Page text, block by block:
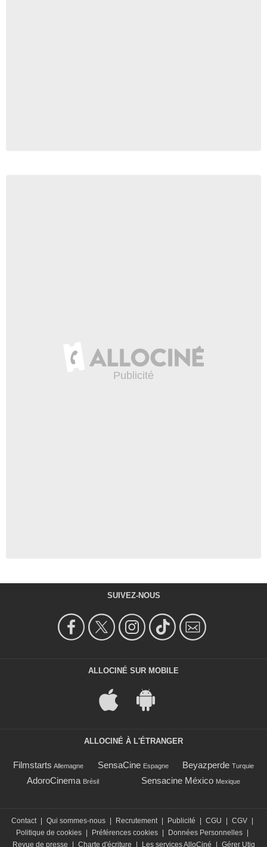
SUIVEZ-NOUS
ALLOCINÉ SUR MOBILE
ALLOCINÉ À L'ÉTRANGER
Filmstarts Allemagne SensaCine Espagne Beyazperde Turquie
AdoroCinema Brésil Sensacine México Mexique
Contact | Qui sommes-nous | Recrutement | Publicité | CGU | CGV |
Politique de cookies | Préférences cookies | Données Personnelles |
Revue de presse
| Charte d'écriture | Les services AlloCiné | Gérer Utiq